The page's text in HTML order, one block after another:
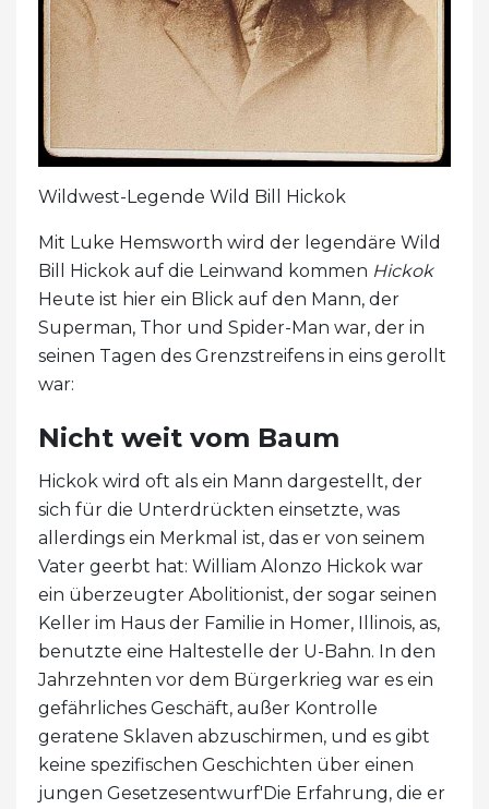
Wildwest-Legende Wild Bill Hickok
Mit Luke Hemsworth wird der legendäre Wild
Bill Hickok auf die Leinwand kommen Hickok
Heute ist hier ein Blick auf den Mann, der
Superman, Thor und Spider-Man war, der in
seinen Tagen des Grenzstreifens in eins gerollt
war:
Nicht weit vom Baum
Hickok wird oft als ein Mann dargestellt, der
sich für die Unterdrückten einsetzte, was
allerdings ein Merkmal ist, das er von seinem
Vater geerbt hat: William Alonzo Hickok war
ein überzeugter Abolitionist, der sogar seinen
Keller im Haus der Familie in Homer, Illinois, as,
benutzte eine Haltestelle der U-Bahn. In den
Jahrzehnten vor dem Bürgerkrieg war es ein
gefährliches Geschäft, außer Kontrolle
geratene Sklaven abzuschirmen, und es gibt
keine spezifischen Geschichten über einen
jungen Gesetzesentwurf'Die Erfahrung, die er